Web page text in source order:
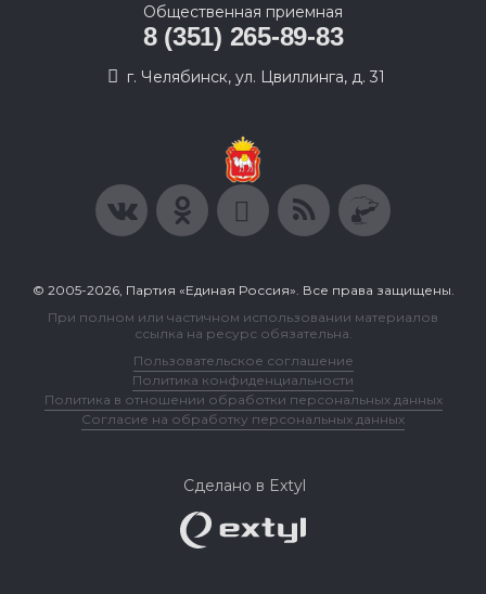
Общественная приемная
8 (351) 265-89-83
г. Челябинск, ул. Цвиллинга, д. 31
© 2005-2026, Партия «Единая Россия». Все права защищены.
При полном или частичном использовании материалов
ссылка на ресурс обязательна.
Пользовательское соглашение
Политика конфиденциальности
Политика в отношении обработки персональных данных
Согласие на обработку персональных данных
Сделано в Extyl